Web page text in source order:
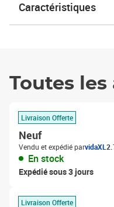
Caractéristiques
Toutes
Livraison Offerte
Neuf
Vendu et expédié parvidaXL
En stock
Expédié sous 3 jours
Livraison Offerte